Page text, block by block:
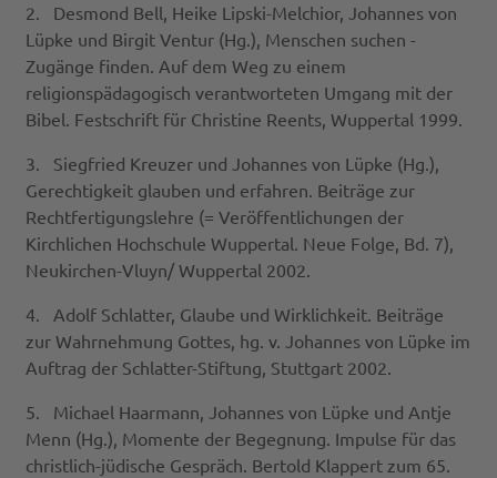
2. Desmond Bell, Heike Lipski-Melchior, Johannes von
Lüpke und Birgit Ventur (Hg.), Menschen suchen -
Zugänge finden. Auf dem Weg zu einem
religionspädagogisch verantworteten Umgang mit der
Bibel. Festschrift für Christine Reents, Wuppertal 1999.
3. Siegfried Kreuzer und Johannes von Lüpke (Hg.),
Gerechtigkeit glauben und erfahren. Beiträge zur
Rechtfertigungslehre (= Veröffentlichungen der
Kirchlichen Hochschule Wuppertal. Neue Folge, Bd. 7),
Neukirchen-Vluyn/ Wuppertal 2002.
4. Adolf Schlatter, Glaube und Wirklichkeit. Beiträge
zur Wahrnehmung Gottes, hg. v. Johannes von Lüpke im
Auftrag der Schlatter-Stiftung, Stuttgart 2002.
5. Michael Haarmann, Johannes von Lüpke und Antje
Menn (Hg.), Momente der Begegnung. Impulse für das
christlich-jüdische Gespräch. Bertold Klappert zum 65.